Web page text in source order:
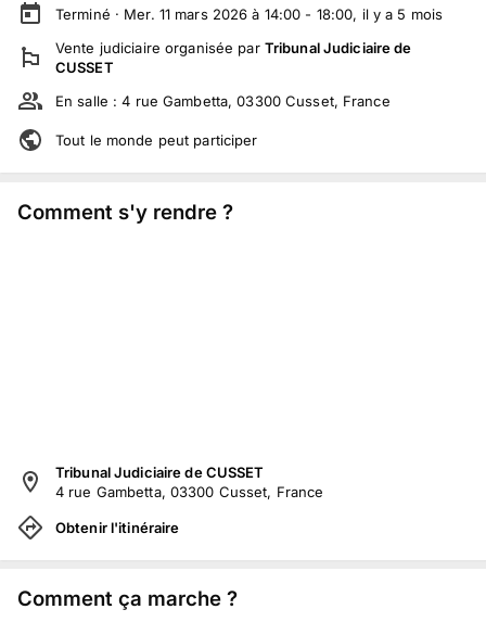
Terminé · Mer. 11 mars 2026 à 14:00 - 18:00, il y a 5 mois
Vente judiciaire organisée par Tribunal Judiciaire de
CUSSET
En salle :4 rue Gambetta, 03300 Cusset, France
Tout le monde peut participer
Comment s'y rendre ?
Tribunal Judiciaire de CUSSET
4 rue Gambetta, 03300 Cusset, France
Obtenir l'itinéraire
Comment ça marche ?